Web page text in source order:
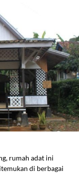
rumah adat ini
di berbagai